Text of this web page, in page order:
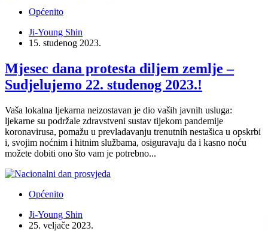
Općenito
Ji-Young Shin
15. studenog 2023.
Mjesec dana protesta diljem zemlje –
Sudjelujemo 22. studenog 2023.!
Vaša lokalna ljekarna neizostavan je dio vaših javnih usluga:
ljekarne su podržale zdravstveni sustav tijekom pandemije
koronavirusa, pomažu u prevladavanju trenutnih nestašica u opskrbi
i, svojim noćnim i hitnim službama, osiguravaju da i kasno noću
možete dobiti ono što vam je potrebno...
Općenito
Ji-Young Shin
25. veljače 2023.